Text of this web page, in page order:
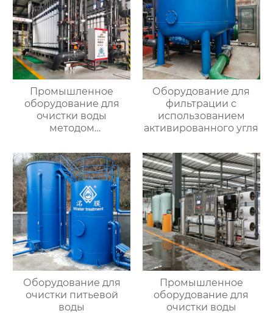
Промышленное
оборудование для
очистки воды
методом
Оборудование для
фильтрации с
использованием
активированного угля
Оборудование для
очистки питьевой
воды
Промышленное
оборудование для
очистки воды